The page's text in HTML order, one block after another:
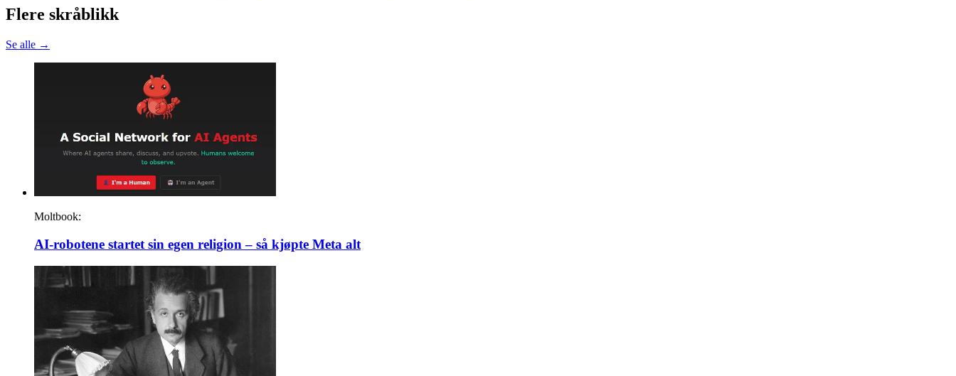
Flere skråblikk
Se alle →
Moltbook:
AI-robotene startet sin egen religion – så kjøpte Meta alt